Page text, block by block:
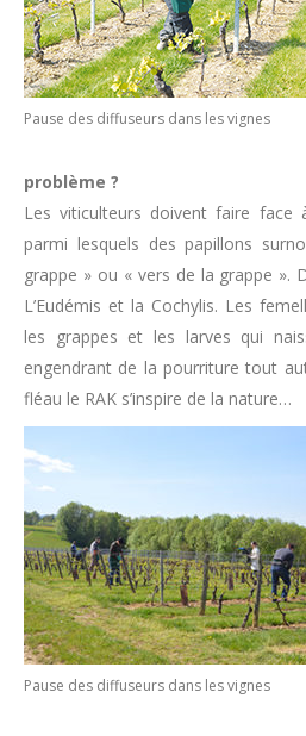
Pause des diffuseurs dans les vignes
problème ?
Les viticulteurs doivent faire face
parmi lesquels des papillons
grappe » ou « vers de la grappe ».
L’Eudémis et la Cochylis. Les
les grappes et les larves qui
engendrant de la pourriture tout
fléau le RAK s’inspire de la nature…
Pause des diffuseurs dans les vignes